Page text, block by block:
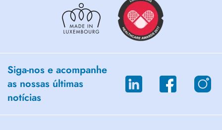
Siga-nos e acompanhe
as nossas últimas
notícias